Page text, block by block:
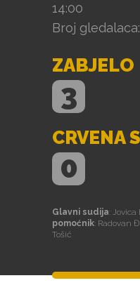
14:00
Broj gledalaca:
ZABJELO
3
CRVENA
0
Glavni sudija: Jovica
pomoćnik: Radovan
Tošić